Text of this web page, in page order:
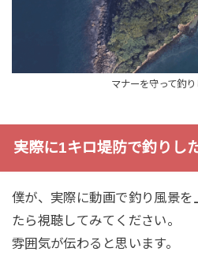
マナーを守って釣り
実際に1キロ堤防で釣りし
僕が、実際に動画で釣り風景を
たら視聴してみてください。
雰囲気が伝わると思います。